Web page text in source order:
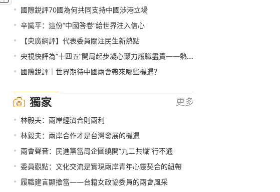
• 國際銳評70國為何共同支持中國涉港立場
• 辛識平：這份“中國答卷”給世界注入信心
• 【央廣網評】代表委員關注民生新熱點
• 央視快評為“十四五”開局起步凝心聚力履職盡責——熱烈祝賀2021年全國兩會召開
• 國際銳評｜世界期待中國兩會帶來哪些機遇？
獨家 更多
• 林毅夫：兩岸經濟合則兩利
• 林毅夫：兩岸合作才是台灣發展的機遇
• 兩會聲音：民進黨當局企圖繞開“九二共識”行不通
• 委員觀點：文化交流是實現兩岸青年心靈契合的紐帶
• 履職建言顯擔當——台籍女政協委員的兩會風采